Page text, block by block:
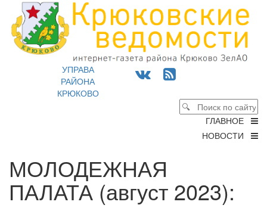
УПРАВА
РАЙОНА
КРЮКОВО
ГЛАВНОЕ
НОВОСТИ
МОЛОДЕЖНАЯ
ПАЛАТА (август 2023):